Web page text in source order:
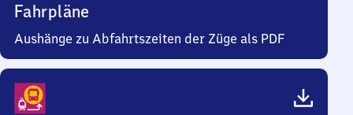
Fahrpläne
Aushänge zu Abfahrtszeiten der Züge als PDF